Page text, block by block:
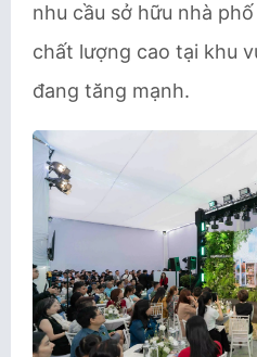
nhu cầu sở hữu nhà
chất lượng cao tại khu
đang tăng mạnh.